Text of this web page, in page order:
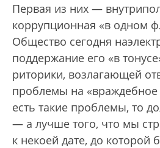
Первая из них —
коррупционная «в одном
Общество сегодня
поддержание его «в
риторики, возлагающей
проблемы на «враждебное
есть такие проблемы, то
— а лучше того, что мы
к некоей дате, до которой